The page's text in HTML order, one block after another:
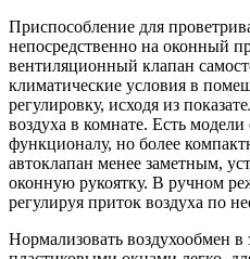
Приспособление для
непосредственно на оконный
вентиляционный клапан
климатические условия в
регулировку, исходя из
воздуха в комнате. Есть
функционалу, но более
автоклапан менее заметным,
оконную рукоятку. В ручном
регулируя приток воздуха по
Нормализовать воздухообмен